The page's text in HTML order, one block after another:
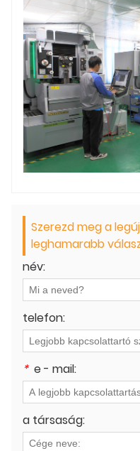
Szerezd meg a
leghamarabb
név:
telefon:
* e - mail:
a társaság: